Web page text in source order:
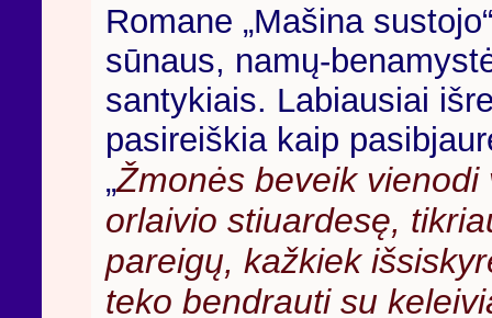
Romane „Mašina
sūnaus, namų-
santykiais. Labiausiai
pasireiškia kaip
„Žmonės beveik
orlaivio stiuardesę,
pareigų, kažkiek
teko bendrauti su